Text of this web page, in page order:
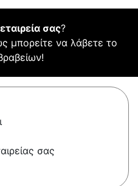
σας?
μπορείτε να λάβετε το
σας